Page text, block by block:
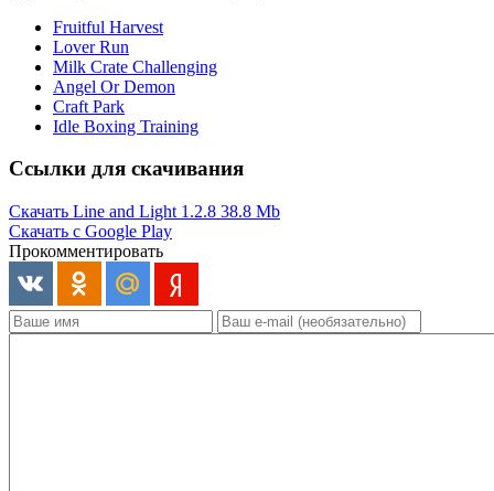
Fruitful Harvest
Lover Run
Milk Crate Challenging
Angel Or Demon
Craft Park
Idle Boxing Training
Ссылки для скачивания
Скачать Line and Light 1.2.8 38.8 Mb
Скачать с Google Play
Прокомментировать